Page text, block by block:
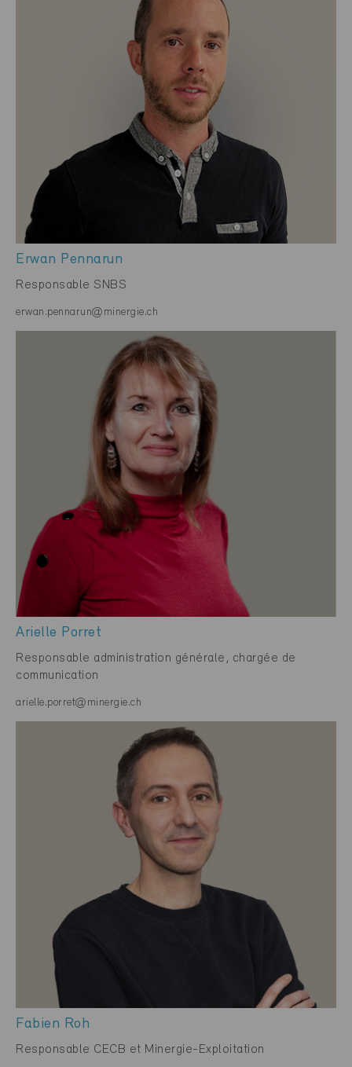
Erwan Pennarun
Responsable SNBS
erwan.pennarun@minergie.ch
Arielle Porret
Responsable administration générale, chargée de
communication
arielle.porret@minergie.ch
Fabien Roh
Responsable CECB et Minergie-Exploitation